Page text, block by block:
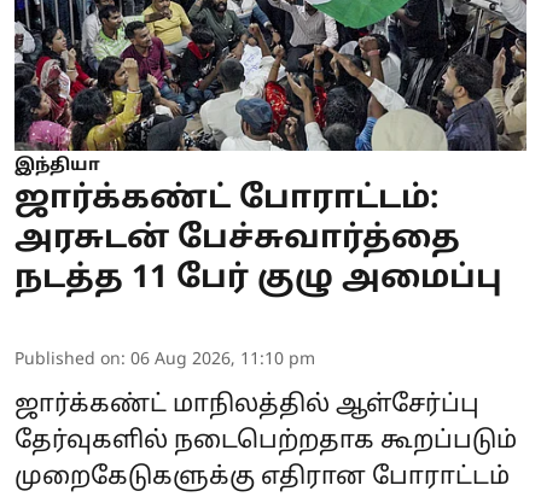
இந்தியா
ஜார்க்கண்ட் போராட்டம்:
அரசுடன் பேச்சுவார்த்தை
நடத்த 11 பேர் குழு அமைப்பு
Published on: 06 Aug 2026, 11:10 pm
ஜார்க்கண்ட் மாநிலத்தில் ஆள்சேர்ப்பு
தேர்வுகளில் நடைபெற்றதாக கூறப்படும்
முறைகேடுகளுக்கு எதிரான போராட்டம்